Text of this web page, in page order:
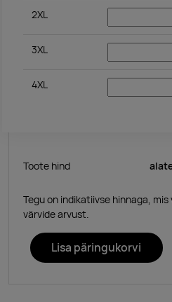
2XL
3XL
4XL
Toote hind
Tegu on indikatiivse hinnaga,
värvide arvust.
Lisa päringukorvi